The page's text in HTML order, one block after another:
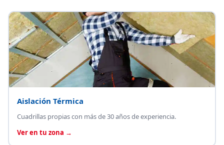
Aislación Térmica
Cuadrillas propias con más de 30 años de experiencia.
Ver en tu zona →